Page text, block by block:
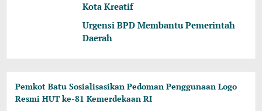
Kota Kreatif
Urgensi BPD Membantu Pemerintah
Daerah
Pemkot Batu Sosialisasikan Pedoman Penggunaan Logo
Resmi HUT ke-81 Kemerdekaan RI